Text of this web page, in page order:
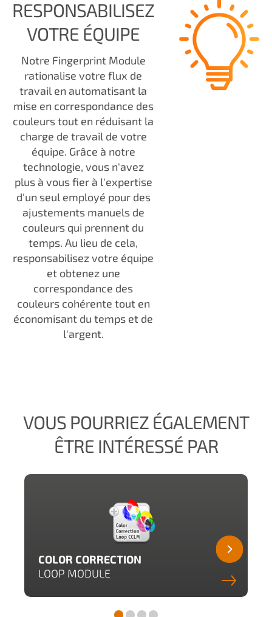
RESPONSABILISEZ
VOTRE ÉQUIPE
Notre Fingerprint Module
rationalise votre flux de
travail en automatisant la
mise en correspondance des
couleurs tout en réduisant la
charge de travail de votre
équipe. Grâce à notre
technologie, vous n'avez
plus à vous fier à l'expertise
d'un seul employé pour des
ajustements manuels de
couleurs qui prennent du
temps. Au lieu de cela,
responsabilisez votre équipe
et obtenez une
correspondance des
couleurs cohérente tout en
économisant du temps et de
l'argent.
VOUS POURRIEZ ÉGALEMENT
ÊTRE INTÉRESSÉ PAR
COLOR CORRECTION
LOOP MODULE